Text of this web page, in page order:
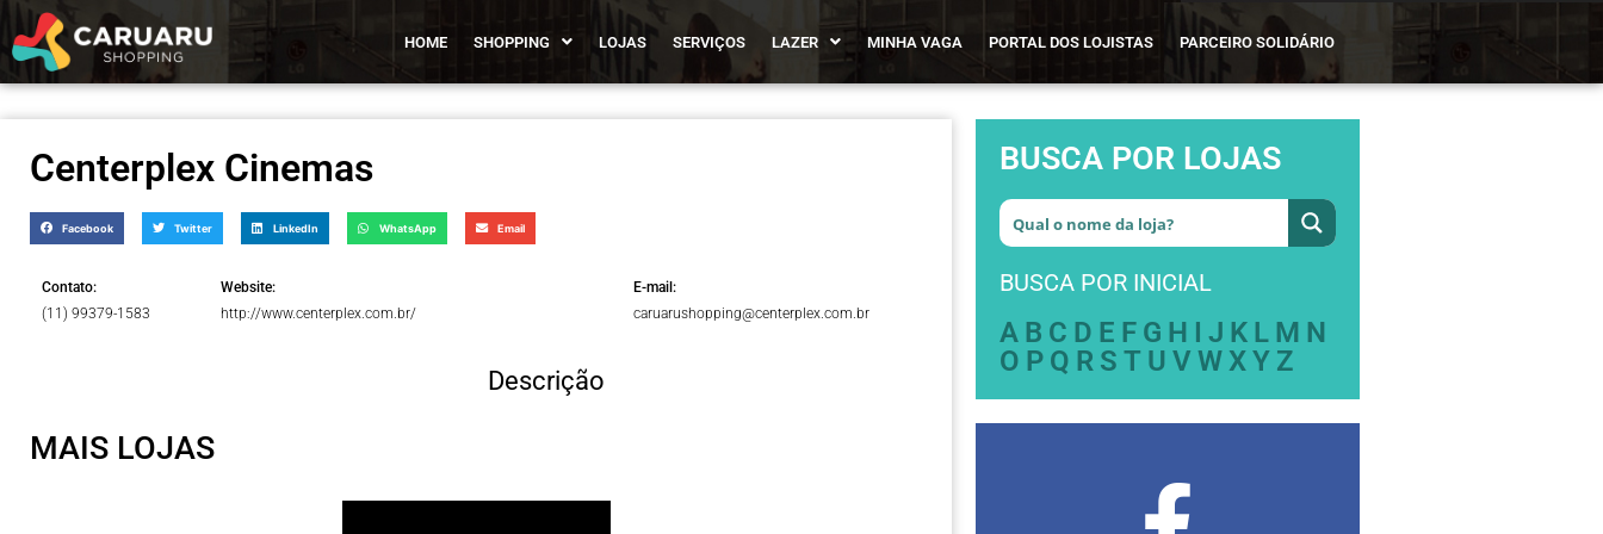
HOME SHOPPING LOJAS SERVIÇOS LAZER MINHA VAGA PORTAL DOS LOJISTAS PARCEIRO SOLIDÁRIO
Centerplex Cinemas
Facebook Twitter LinkedIn WhatsApp Email
Contato:
(11) 99379-1583
Website:
http://www.centerplex.com.br/
E-mail:
caruarushopping@centerplex.com.br
Descrição
MAIS LOJAS
BUSCA POR LOJAS
BUSCA POR INICIAL
A B C D E F G H I J K L M N
O P Q R S T U V WXY Z